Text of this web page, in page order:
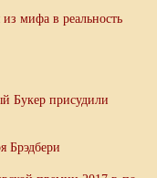
мифа в реальность
Букер присудили
Брэдбери